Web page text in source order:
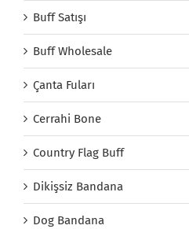
Buff Satışı
Buff Wholesale
Çanta Fuları
Cerrahi Bone
Country Flag Buff
Dikişsiz Bandana
Dog Bandana